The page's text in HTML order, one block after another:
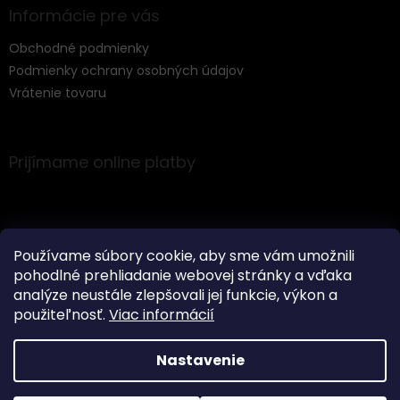
Používame súbory cookie, aby sme vám umožnili
pohodlné prehliadanie webovej stránky a vďaka
analýze neustále zlepšovali jej funkcie, výkon a
použiteľnosť. Viac informácií
Nastavenie
Informácie pre vás
Obchodné podmienky
Podmienky ochrany osobných údajov
Vrátenie tovaru
Prijímame online platby
Instagram
Vytvoril Shoptet